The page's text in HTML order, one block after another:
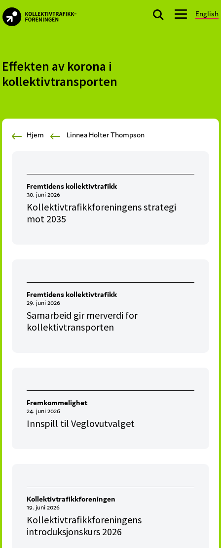
Skip
to
Skip
to
Skip
to
English
offentlige
aktører
kjøper
mobilitetstjenester
Effekten av korona i
kollektivtransporten
Hjem Linnea Holter Thompson
Fremtidens kollektivtrafikk
30. juni 2026
Kollektivtrafikkforeningens strategi
mot 2035
Fremtidens kollektivtrafikk
29. juni 2026
Samarbeid gir merverdi for
kollektivtransporten
Fremkommelighet
24. juni 2026
Innspill til Veglovutvalget
Kollektivtrafikkforeningen
19. juni 2026
Kollektivtrafikkforeningens
introduksjonskurs 2026